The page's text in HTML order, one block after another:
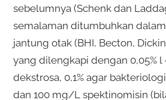
sebelumnya (Schenk dan
semalaman ditumbuhkan
jantung otak (BHI, Becton,
yang dilengkapi dengan 0,05% l
dekstrosa, 0,1% agar
dan 100 mg/L spektinomisin